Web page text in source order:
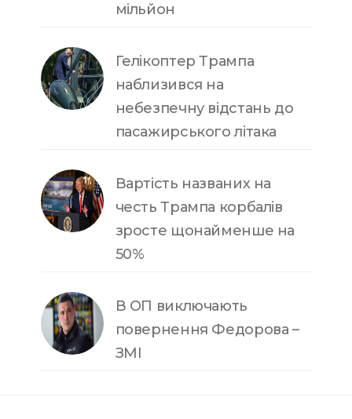
мільйон
Гелікоптер Трампа
наблизився на
небезпечну відстань до
пасажирського літака
Вартість названих на
честь Трампа корбалів
зросте щонайменше на
50%
В ОП виключають
повернення Федорова –
ЗМІ